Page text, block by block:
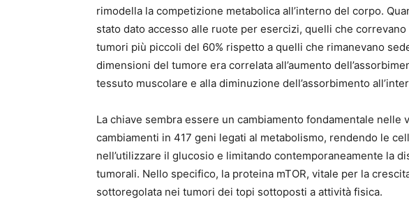
rimodella la competizione metabolica all’interno del corpo.
stato dato accesso alle ruote per esercizi, quelli che
tumori più piccoli del 60% rispetto a quelli che rimanevano
dimensioni del tumore era correlata all’aumento
tessuto muscolare e alla diminuzione dell’assorbimento
La chiave sembra essere un cambiamento fondamentale nelle
cambiamenti in 417 geni legati al metabolismo, rendendo le
nell’utilizzare il glucosio e limitando contemporaneamente la
tumorali. Nello specifico, la proteina mTOR, vitale per la
sottoregolata nei tumori dei topi sottoposti a attività fisica.